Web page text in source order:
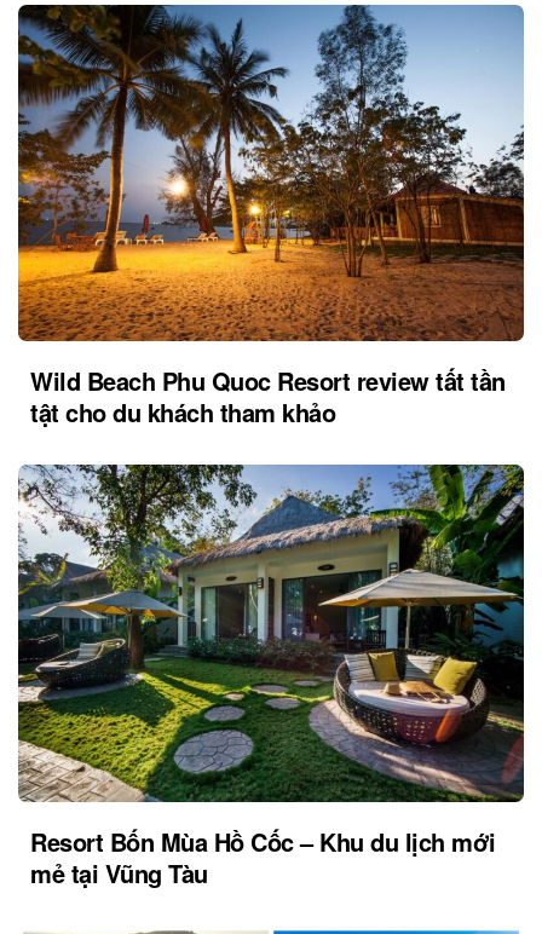
Wild Beach Phu Quoc Resort review tất tần
tật cho du khách tham khảo
Resort Bốn Mùa Hồ Cốc – Khu du lịch mới
mẻ tại Vũng Tàu